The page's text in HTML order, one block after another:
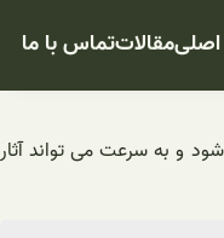
مقالاتتماس با ما
و به سرعت می تواند آثار